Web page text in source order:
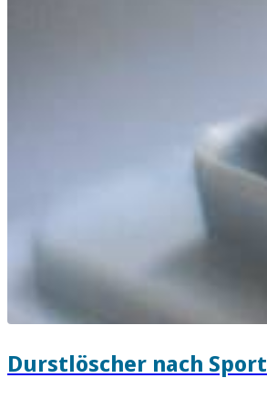
Durstlöscher nach Sport